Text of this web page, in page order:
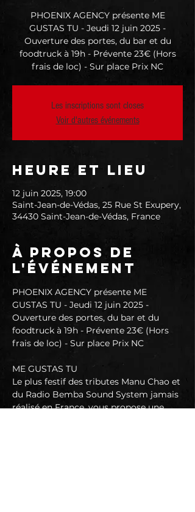
PHOENIX AGENCY présente ME
GUSTAS TU - Jeudi 12 juin 2025 -
Ouverture des portes, du bar et du
foodtruck à 19h - Prévente 23€ (Hors
frais de loc) - Sur place Prix NC
Les inscriptions sont closes
Voir d'autres événements
Heure et lieu
12 juin 2025, 19:00
Saint-Jean-de-Védas, 25 Rue St Exupery,
34430 Saint-Jean-de-Védas, France
À propos de
l'événement
PHOENIX AGENCY présente ME
GUSTAS TU - Jeudi 12 juin 2025 -
Ouverture des portes, du bar et du
foodtruck à 19h - Prévente 23€ (Hors
frais de loc) - Sur place Prix NC
ME GUSTAS TU
Le plus festif des tributes Manu Chao et
du Radio Bemba Sound System jamais
réalisé en France, vous propose une